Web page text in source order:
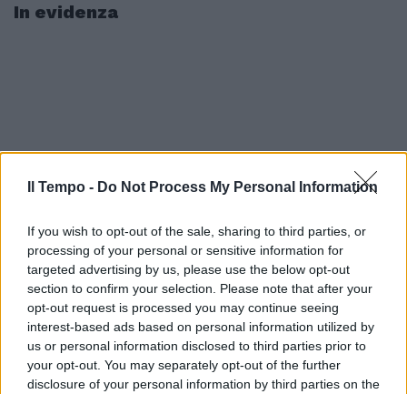
Il Tempo - Do Not Process My Personal Information
If you wish to opt-out of the sale, sharing to third parties, or
processing of your personal or sensitive information for
targeted advertising by us, please use the below opt-out
section to confirm your selection. Please note that after your
opt-out request is processed you may continue seeing
interest-based ads based on personal information utilized by
us or personal information disclosed to third parties prior to
your opt-out. You may separately opt-out of the further
disclosure of your personal information by third parties on the
In evidenza